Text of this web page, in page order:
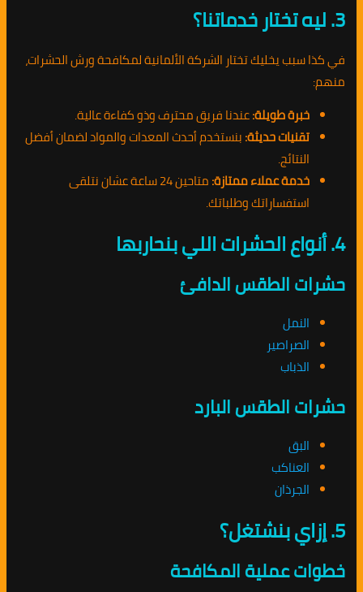
3. ليه تختار خدماتنا؟
في كذا سبب يخليك تختار الشركة الألمانية لمكافحة ورش الحشرات،
منهم:
خبرة طويلة:عندنا فريق محترف وذو كفاءة عالية.
تقنيات حديثة:بنستخدم أحدث المعدات والمواد لضمان أفضل
النتائج.
خدمة عملاء ممتازة:
متاحين 24 ساعة عشان نتلقى
استفساراتك وطلباتك.
4. أنواع الحشرات اللي بنحاربها
حشرات الطقس الدافئ
النمل
الصراصير
الذباب
حشرات الطقس البارد
البق
العناكب
الجرذان
5. إزاي بنشتغل؟
خطوات عملية المكافحة